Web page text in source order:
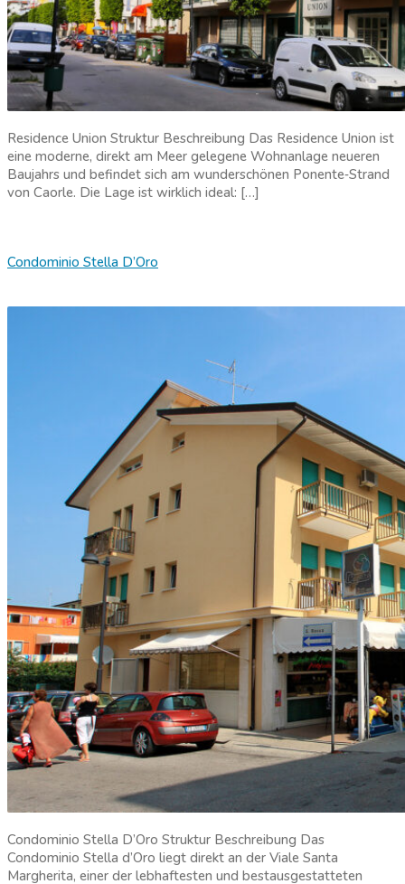
Residence Union Struktur Beschreibung Das Residence Union ist
eine moderne, direkt am Meer gelegene Wohnanlage neueren
Baujahrs und befindet sich am wunderschönen Ponente‑Strand
von Caorle. Die Lage ist wirklich ideal: […]
Condominio Stella D’Oro
Condominio Stella D’Oro Struktur Beschreibung Das
Condominio Stella d’Oro liegt direkt an der Viale Santa
Margherita, einer der lebhaftesten und bestausgestatteten